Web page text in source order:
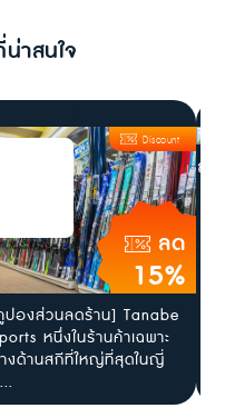
าสนใจ
ลด
15%
Discount
ปองส่วนลดร้าน] Tanabe
หนึ่งในร้านค้าเฉพาะ
งด้านสกีที่ใหญ่ที่สุดในญี่